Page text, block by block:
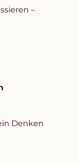
–
Denken